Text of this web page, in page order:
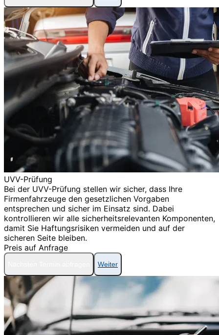
UVV-Prüfung
Bei der UVV-Prüfung stellen wir sicher, dass Ihre
Firmenfahrzeuge den gesetzlichen Vorgaben
entsprechen und sicher im Einsatz sind. Dabei
kontrollieren wir alle sicherheitsrelevanten Komponenten,
damit Sie Haftungsrisiken vermeiden und auf der
sicheren Seite bleiben.
Preis auf Anfrage
Weiter